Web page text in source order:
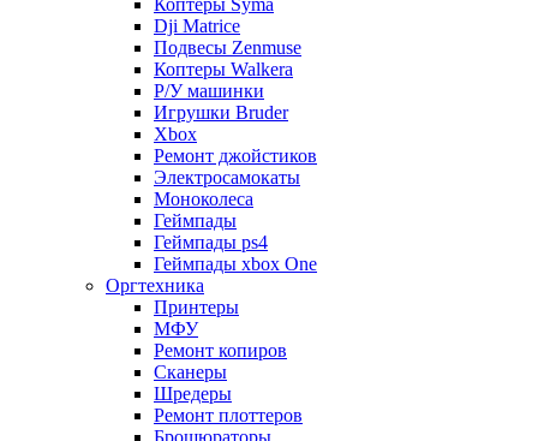
Коптеры Syma
Dji Matrice
Подвесы Zenmuse
Коптеры Walkera
Р/У машинки
Игрушки Bruder
Xbox
Ремонт джойстиков
Электросамокаты
Моноколеса
Геймпады
Геймпады ps4
Геймпады xbox One
Оргтехника
Принтеры
МФУ
Ремонт копиров
Сканеры
Шредеры
Ремонт плоттеров
Брошюраторы